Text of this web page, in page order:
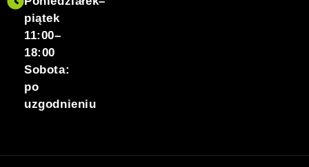
piątek
11:00–
18:00
Sobota:
po
uzgodnieniu